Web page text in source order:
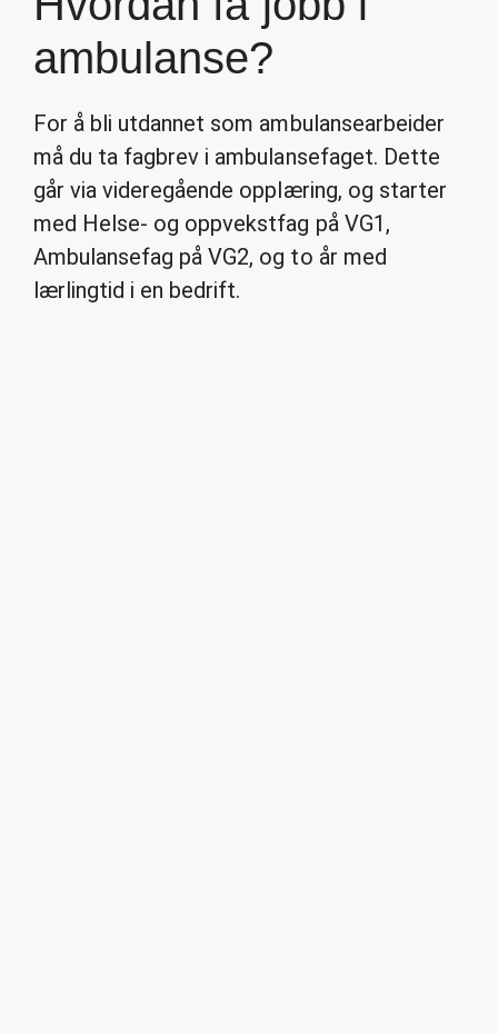
ambulanse?
For å bli utdannet som ambulansearbeider
må du ta fagbrev i ambulansefaget. Dette
går via videregående opplæring, og starter
med Helse- og oppvekstfag på VG1,
Ambulansefag på VG2, og to år med
lærlingtid i en bedrift.